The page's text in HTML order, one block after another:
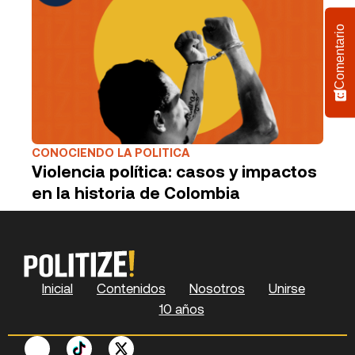
CONOCIENDO LA POLITICA
Violencia política: casos y impactos
en la historia de Colombia
Inicial Contenidos Nosotros
Unirse
10 años
X
F
Y
L
P
S
Comentario